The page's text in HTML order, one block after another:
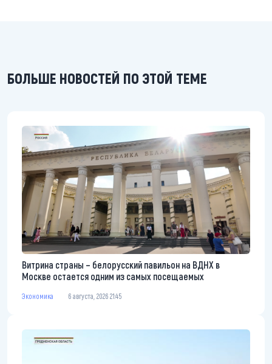
БОЛЬШЕ НОВОСТЕЙ ПО ЭТОЙ ТЕМЕ
Витрина страны – белорусский павильон на ВДНХ в
Москве остается одним из самых посещаемых
Экономика 6 августа, 2026 21:45